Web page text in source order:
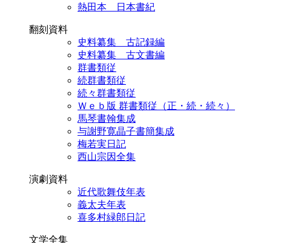
熱田本 日本書紀
翻刻資料
史料纂集 古記録編
史料纂集 古文書編
群書類従
続群書類従
続々群書類従
Ｗｅｂ版 群書類従（正・続・続々）
馬琴書翰集成
与謝野寛晶子書簡集成
梅若実日記
西山宗因全集
演劇資料
近代歌舞伎年表
義太夫年表
喜多村緑郎日記
文学全集